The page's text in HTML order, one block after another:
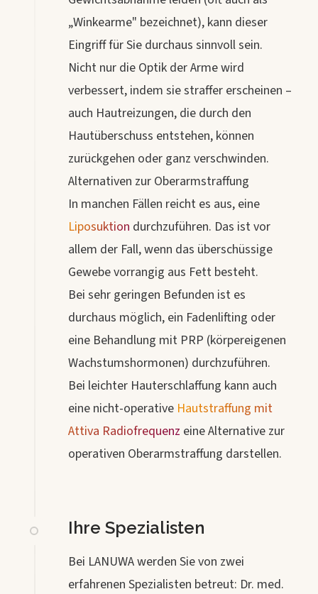
„Winkearme" bezeichnet), kann dieser
Eingriff für Sie durchaus sinnvoll sein.
Nicht nur die Optik der Arme wird
verbessert, indem sie straffer erscheinen –
auch Hautreizungen, die durch den
Hautüberschuss entstehen, können
zurückgehen oder ganz verschwinden.
Alternativen zur Oberarmstraffung
In manchen Fällen reicht es aus, eine
Liposuktion durchzuführen. Das ist vor
allem der Fall, wenn das überschüssige
Gewebe vorrangig aus Fett besteht.
Bei sehr geringen Befunden ist es
durchaus möglich, ein Fadenlifting oder
eine Behandlung mit PRP (körpereigenen
Wachstumshormonen) durchzuführen.
Bei leichter Hauterschlaffung kann auch
eine nicht-operative Hautstraffung mit
Attiva Radiofrequenz eine Alternative zur
operativen Oberarmstraffung darstellen.
Ihre Spezialisten
Bei LANUWA werden Sie von zwei
erfahrenen Spezialisten betreut: Dr. med.